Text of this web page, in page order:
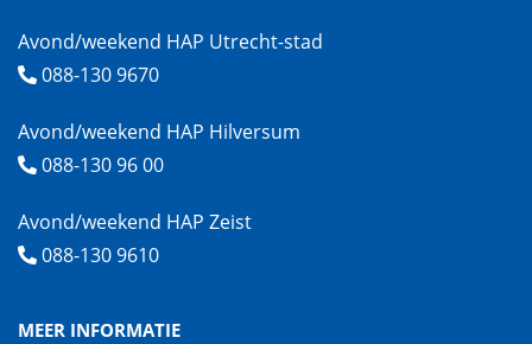
Avond/weekend HAP Utrecht-stad
088-130 9670
Avond/weekend HAP Hilversum
088-130 96 00
Avond/weekend HAP Zeist
088-130 9610
MEER INFORMATIE